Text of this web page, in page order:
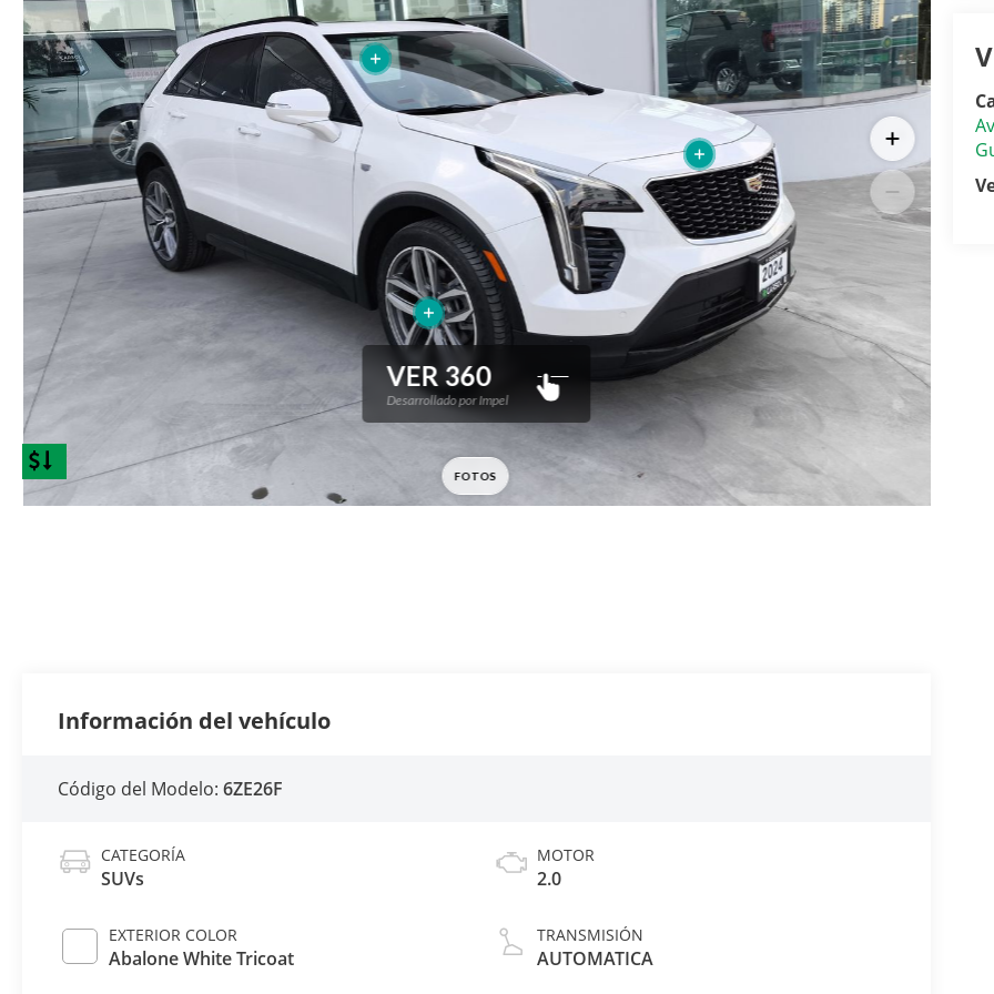
Información del vehículo
Código del Modelo:6ZE26F
CATEGORÍA
SUVs
EXTERIOR COLOR
Abalone White Tricoat
MOTOR
2.0
TRANSMISIÓN
AUTOMATICA